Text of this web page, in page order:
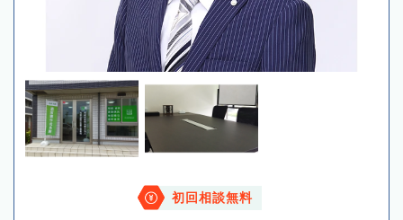
初回相談無料